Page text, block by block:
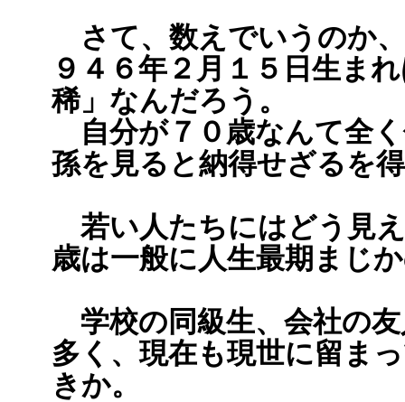
さて、数えでいうのか
９４６年２月１５日生ま
稀」なんだろう。
自分が７０歳なんて全
孫を見ると納得せざるを
若い人たちにはどう見
歳は一般に人生最期まじ
学校の同級生、会社の
多く、現在も現世に留ま
きか。